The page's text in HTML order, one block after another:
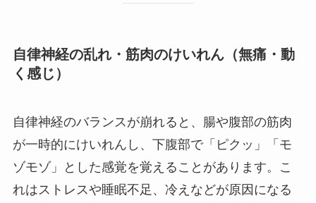
自律神経の乱れ・筋肉のけいれん（無痛・動
く感じ）
自律神経のバランスが崩れると、腸や腹部の筋肉
が一時的にけいれんし、下腹部で「ピクッ」「モ
ゾモゾ」とした感覚を覚えることがあります。こ
れはストレスや睡眠不足、冷えなどが原因になる